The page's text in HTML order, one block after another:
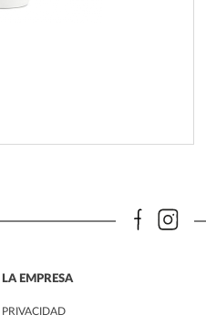
LA EMPRESA
PRIVACIDAD